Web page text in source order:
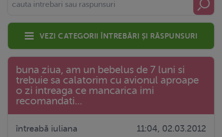
Vezi categorii întrebări și răspunsuri
buna ziua, am un bebelus de 7 luni si
trebuie sa calatorim cu avionul aproape
o zi intreaga ce mancarica imi
recomandati...
întreabă iuliana 11:04, 02.03.2012